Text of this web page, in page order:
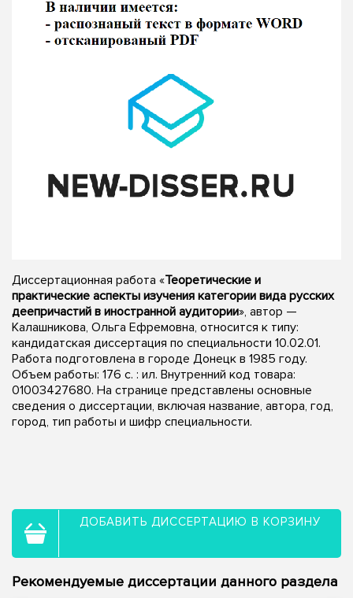
Диссертационная работа «Теоретические и
практические аспекты изучения категории вида русских
деепричастий в иностранной аудитории», автор —
Калашникова, Ольга Ефремовна, относится к типу:
кандидатская диссертация по специальности 10.02.01.
Работа подготовлена в городе Донецк в 1985 году.
Объем работы: 176 c. : ил. Внутренний код товара:
01003427680. На странице представлены основные
сведения о диссертации, включая название, автора, год,
город, тип работы и шифр специальности.
ДОБАВИТЬ ДИССЕРТАЦИЮ В КОРЗИНУ
Рекомендуемые диссертации данного раздела